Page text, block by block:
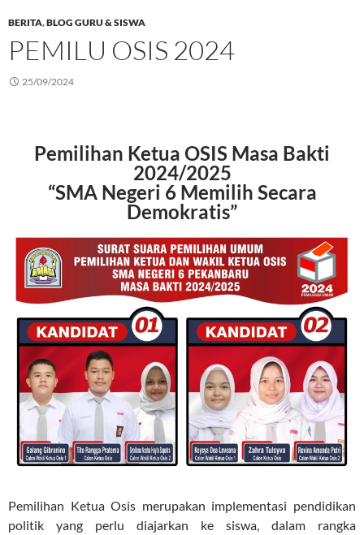
BERITA,BLOG GURU & SISWA
PEMILU OSIS 2024
25/09/2024
Pemilihan Ketua OSIS Masa Bakti
2024/2025
“SMA Negeri 6 Memilih Secara
Demokratis”
Pemilihan Ketua Osis merupakan implementasi pendidikan
politik yang perlu diajarkan ke siswa, dalam rangka